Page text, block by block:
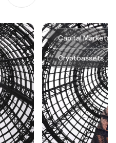
Capital Markets
Cryptoassets